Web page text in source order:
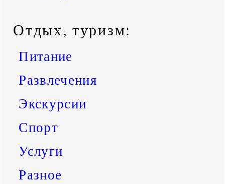
Отдых, туризм:
Питание
Развлечения
Экскурсии
Спорт
Услуги
Разное